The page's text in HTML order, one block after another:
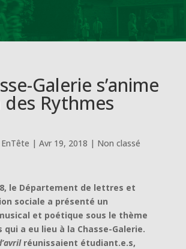
Galerie s’anime
Rythmes
| Avr 19, 2018 | Non classé
le Département de lettres et
sociale a présenté un
et poétique sous le thème
a eu lieu à la Chasse-Galerie.
réunissaient étudiant.e.s,